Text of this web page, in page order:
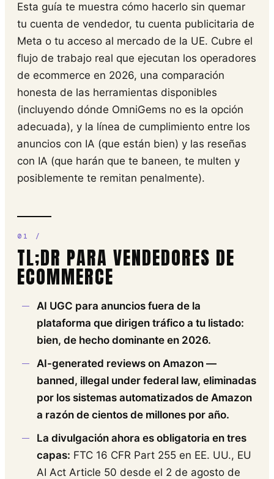
Esta guía te muestra cómo hacerlo sin quemar
tu cuenta de vendedor, tu cuenta publicitaria de
Meta o tu acceso al mercado de la UE. Cubre el
flujo de trabajo real que ejecutan los operadores
de ecommerce en 2026, una comparación
honesta de las herramientas disponibles
(incluyendo dónde OmniGems no es la opción
adecuada), y la línea de cumplimiento entre los
anuncios con IA (que están bien) y las reseñas
con IA (que harán que te baneen, te multen y
posiblemente te remitan penalmente).
TL;DR PARA VENDEDORES DE
ECOMMERCE
AI UGC para anuncios fuera de la
plataforma que dirigen tráfico a tu listado:
bien, de hecho dominante en 2026.
AI-generated reviews on Amazon —
banned, illegal under federal law, eliminadas
por los sistemas automatizados de Amazon
a razón de cientos de millones por año.
La divulgación ahora es obligatoria en tres
capas: FTC 16 CFR Part 255 en EE. UU., EU
AI Act Article 50 desde el 2 de agosto de